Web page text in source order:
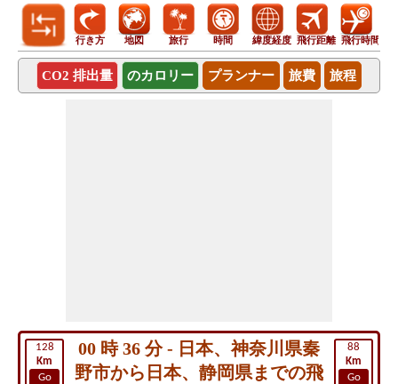
行き方 地図 旅行 時間 緯度経度 飛行距離 飛行時間
CO2 排出量 のカロリー プランナー 旅費 旅程
128
Km
Go
88
Km
Go
00 時 36 分 - 日本、神奈川県秦
野市から日本、静岡県までの飛